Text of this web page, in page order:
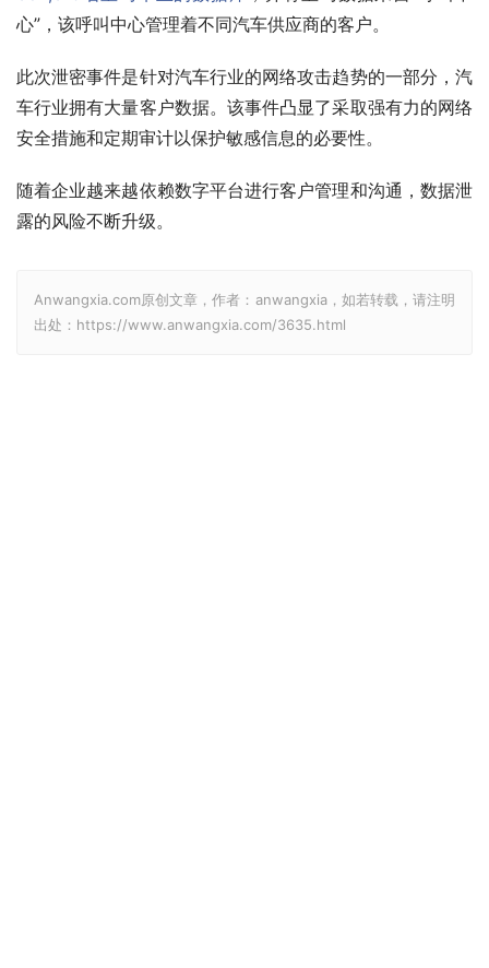
心”，该呼叫中心管理着不同汽车供应商的客户。
此次泄密事件是针对汽车行业的网络攻击趋势的一部分，汽
车行业拥有大量客户数据。该事件凸显了采取强有力的网络
安全措施和定期审计以保护敏感信息的必要性。
随着企业越来越依赖数字平台进行客户管理和沟通，数据泄
露的风险不断升级。
Anwangxia.com原创文章，作者：anwangxia，如若转载，请注明
出处：https://www.anwangxia.com/3635.html